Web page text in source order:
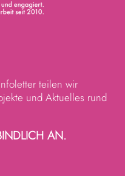
teilen wir
und Aktuelles rund
AN.